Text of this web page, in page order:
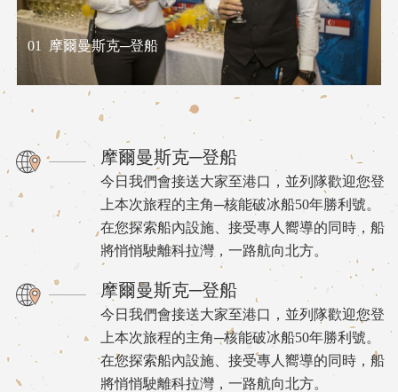
01 摩爾曼斯克─登船
摩爾曼斯克─登船
今日我們會接送大家至港口，並列隊歡迎您登
上本次旅程的主角─核能破冰船50年勝利號。
在您探索船內設施、接受專人嚮導的同時，船
將悄悄駛離科拉灣，一路航向北方。
摩爾曼斯克─登船
今日我們會接送大家至港口，並列隊歡迎您登
上本次旅程的主角─核能破冰船50年勝利號。
在您探索船內設施、接受專人嚮導的同時，船
將悄悄駛離科拉灣，一路航向北方。